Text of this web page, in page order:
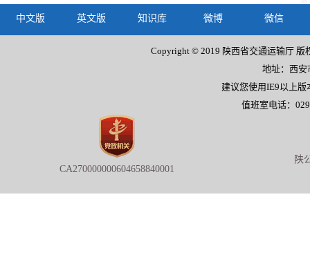
中文版 英文版 知识库 微博 微信
Copyright © 2019 陕西省交通运输厅 版
地址：西安
建议您使用IE9以上
值班室电话：
CA270000000604658840001
陕